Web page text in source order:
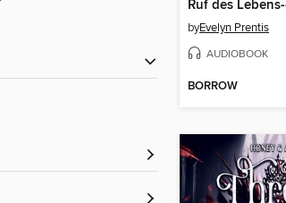
byEvelyn Prentis
AUDIOBOOK
BORROW